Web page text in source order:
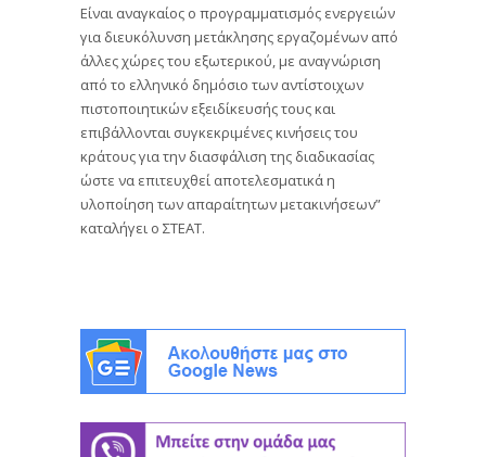
Είναι αναγκαίος ο προγραμματισμός ενεργειών
για διευκόλυνση μετάκλησης εργαζομένων από
άλλες χώρες του εξωτερικού, με αναγνώριση
από το ελληνικό δημόσιο των αντίστοιχων
πιστοποιητικών εξειδίκευσής τους και
επιβάλλονται συγκεκριμένες κινήσεις του
κράτους για την διασφάλιση της διαδικασίας
ώστε να επιτευχθεί αποτελεσματικά η
υλοποίηση των απαραίτητων μετακινήσεων”
καταλήγει ο ΣΤΕΑΤ.